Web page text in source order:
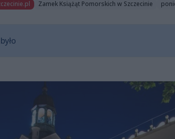
Zamek Książąt Pomorskich w Szczecinie